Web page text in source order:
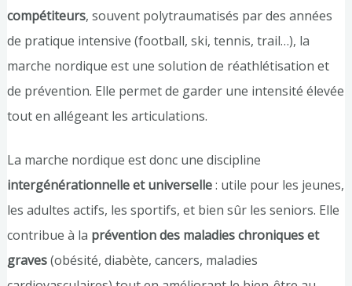
compétiteurs, souvent polytraumatisés par des années
de pratique intensive (football, ski, tennis, trail…), la
marche nordique est une solution de réathlétisation et
de prévention. Elle permet de garder une intensité élevée
tout en allégeant les articulations.
La marche nordique est donc une discipline
intergénérationnelle et universelle: utile pour les jeunes,
les adultes actifs, les sportifs, et bien sûr les seniors. Elle
contribue à la prévention des maladies chroniques et
graves(obésité, diabète, cancers, maladies